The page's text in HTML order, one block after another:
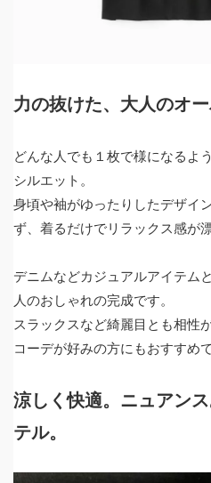
力の抜けた、大人のオー
どんな人でも１枚で様になるよ
シルエット。
身頃や袖がゆったりしたデザイ
ず、着るだけでリラックス感が
デニムなどカジュアルアイテム
人のおしゃれの完成です。
スラックスなど綺麗目とも相性
コーデが好みの方にもおすすめで
涼しく快適。ニュアン
テル。